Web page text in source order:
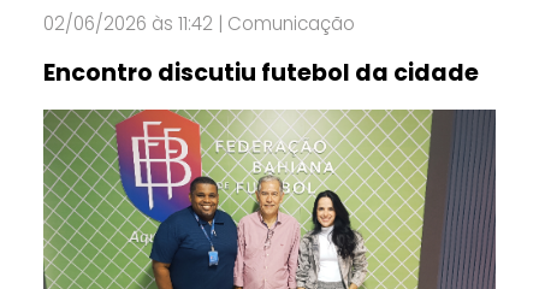
02/06/2026 às 11:42 | Comunicação
Encontro discutiu futebol da cidade